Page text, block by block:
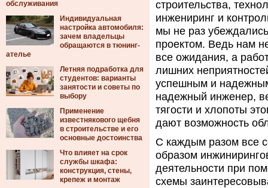
обслуживания
Индивидуальная
настройка автомобиля:
зачем владельцы
обращаются в тюнинг-
ателье
Летняя подработка для
студентов: варианты
занятости и советы по
выбору
Применение
известнякового щебня
в строительстве и его
основные достоинства
Что влияет на срок
службы шкафа:
конструкция, стены,
крепеж и монтаж
строительства,
инжениринг и
мы не раз
проектом. Ведь нам
все ожидания, а
лишних
успешным и
надежный инженер,
тягости и хлопоты
дают возможность
С каждым разом все
образом
деятельности при
схемы